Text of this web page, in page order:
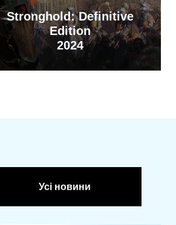
Stronghold: Definitive
Edition
2024
Усі новини